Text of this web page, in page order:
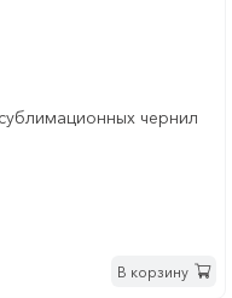
чернил
В корзину